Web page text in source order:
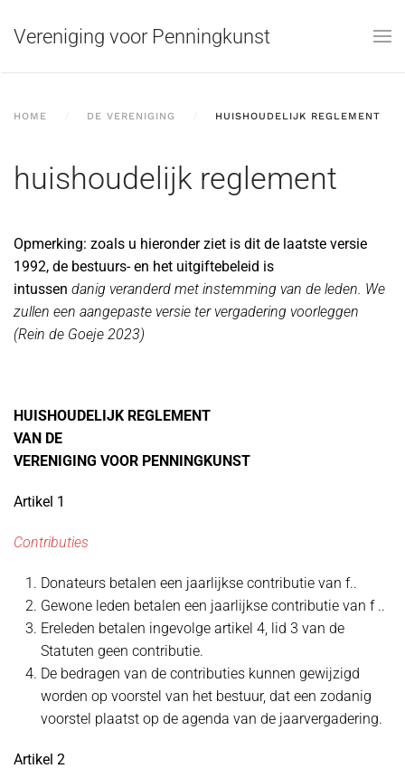
Skip to main content
Vereniging voor Penningkunst
HOME DE VERENIGING HUISHOUDELIJK REGLEMENT
huishoudelijk reglement
Opmerking: zoals u hieronder ziet is dit de laatste versie
1992, de bestuurs- en het uitgiftebeleid is
intussen danig veranderd met instemming van de leden. We
zullen een aangepaste versie ter vergadering voorleggen
(Rein de Goeje 2023)
HUISHOUDELIJK REGLEMENT
VAN DE
VERENIGING VOOR PENNINGKUNST
Artikel 1
Contributies
Donateurs betalen een jaarlijkse contributie van f..
Gewone leden betalen een jaarlijkse contributie van f ..
Ereleden betalen ingevolge artikel 4, lid 3 van de
Statuten geen contributie.
De bedragen van de contributies kunnen gewijzigd
worden op voorstel van het bestuur, dat een zodanig
voorstel plaatst op de agenda van de jaarvergadering.
Artikel 2